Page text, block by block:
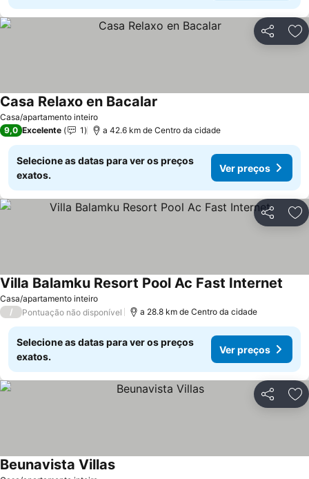
Partilhar
Casa/apartamento inteiro
Casa Relaxo en Bacalar
9,0 Excelente 1 a 42.6 km de Centro da cidade
Selecione as datas para ver os preços
exatos.
Ver preços
Partilhar
Casa/apartamento inteiro
Villa Balamku Resort Pool Ac Fast Internet
/ Pontuação não disponível a 28.8 km de Centro da cidade
Selecione as datas para ver os preços
exatos.
Ver preços
Partilhar
Beunavista VillasVer preços